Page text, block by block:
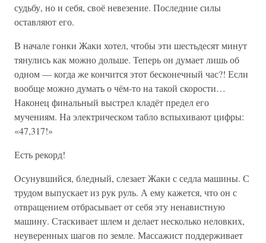
судьбу, но и себя, своё невезение. Последние силы
оставляют его.
В начале гонки Жаки хотел, чтобы эти шестьдесят минут
тянулись как можно дольше. Теперь он думает лишь об
одном — когда же кончится этот бесконечный час?! Если
вообще можно думать о чём-то на такой скорости…
Наконец финальный выстрел кладёт предел его
мучениям. На электрическом табло вспыхивают цифры:
«47,317!»
Есть рекорд!
Осунувшийся, бледный, слезает Жаки с седла машины. С
трудом выпускает из рук руль. А ему кажется, что он с
отвращением отбрасывает от себя эту ненавистную
машину. Стаскивает шлем и делает несколько неловких,
неуверенных шагов по земле. Массажист поддерживает